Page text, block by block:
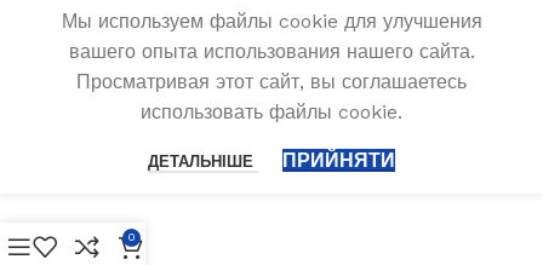
Мы используем файлы cookie для улучшения
вашего опыта использования нашего сайта.
Просматривая этот сайт, вы соглашаетесь
использовать файлы cookie.
ДЕТАЛЬНІШЕ ПРИЙНЯТИ
0